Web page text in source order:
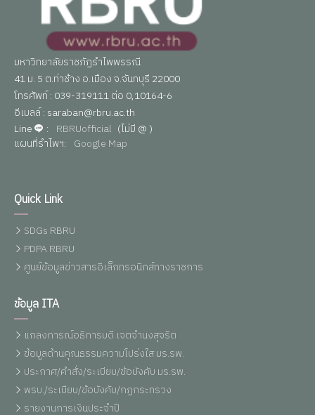
มหาวิทยาลัยราชภัฏรำไพพรรณี
41 ม. 5 ต.ท่าช้าง อ.เมือง จ.จันทบุรี 22000
โทรศัพท์ : 039-319111 ต่อ 0,10164-6
อีเมลล์ : saraban@rbru.ac.th
Line
: RBRUofficial (ไม่มี @ )
แผนที่รำไพฯ: Google Map
Quick Link
SDGs RBRU
PDPA RBRU
ศูนย์ข้อมูลข่าวสารอิเล็กทรอนิกส์ทางราชการ
ข้อมูล ITA
แถลงการณ์อธิการบดี เจตจำนงสุจริต
ข้อมูลด้านคุณธรรมความโปร่งใส มร.รพ.
ประกาศ/คำสั่ง/ระเบียบ/ข้อบังคับ มร.รพ.
พรบ./ระเบียบ/ข้อบังคับ/กฏกระทรวง
รายงานการเงินประจำปี